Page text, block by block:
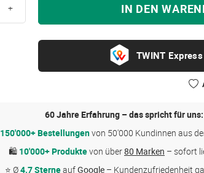
+ IN DEN
60 Jahre Erfahrung – das spricht für uns:
150'000+ Bestellungenvon 50'000 Kundinnen aus
🛍 10'000+ Produktevon über80 Marken – sofort
⭐ Ø4.7 SterneaufGoogle – Kundenzufriedenheit